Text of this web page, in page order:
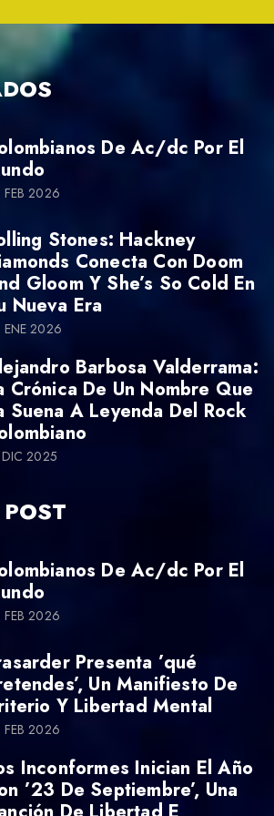
De Ac/dc Por El
2026
Stones: Hackney
Conecta Con Doom
Gloom Y She’s So Cold En
Nueva Era
2026
Barbosa Valderrama:
Crónica De Un Nombre Que
Suena A Leyenda Del Rock
2025
De Ac/dc Por El
2026
Presenta ’qué
Un Manifiesto De
Y Libertad Mental
2026
Inconformes Inician El Año
’23 De Septiembre’, Una